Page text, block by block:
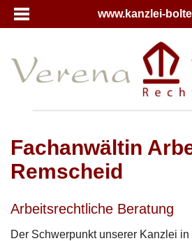
www.kanzlei-
Fachanwältin
Remscheid
Arbeitsrechtliche Beratung
Der Schwerpunkt unserer Kanzlei